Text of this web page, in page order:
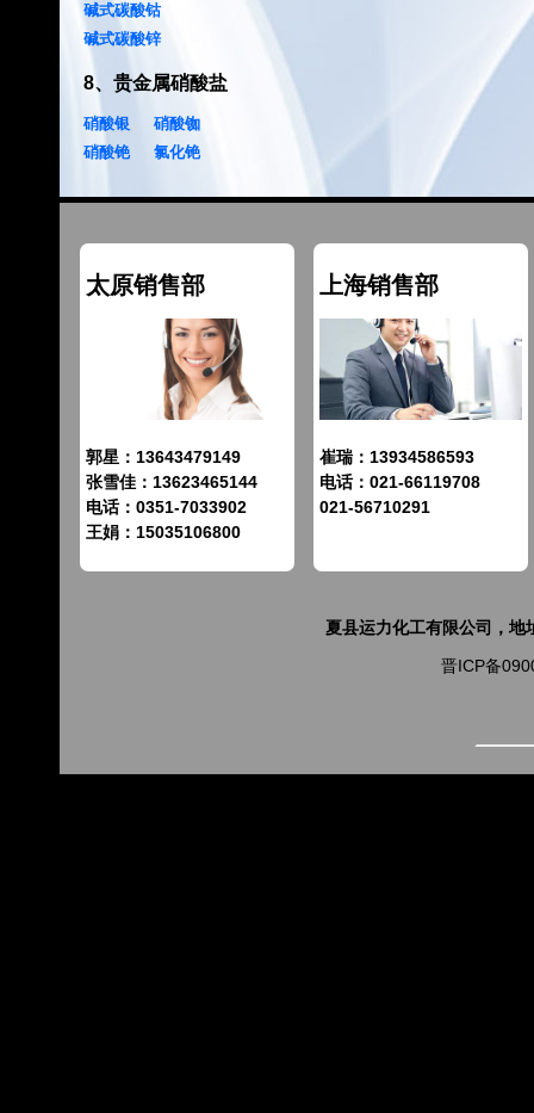
碱式碳酸钴
碱式碳酸锌
8、 贵金属硝酸盐
硝酸银
硝酸铷
硝酸铯
氯化铯
太原销售部
郭星：13643479149
张雪佳：13623465144
电话：0351-7033902
王娟：15035106800
上海销售部
崔瑞：13934586593
电话：021-66119708
021-56710291
夏县运力化工有限公司，
晋ICP备